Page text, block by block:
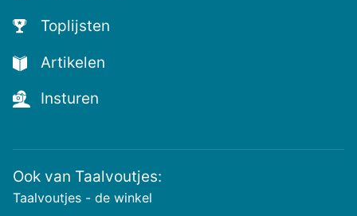
Toplijsten
Artikelen
Insturen
Ook van Taalvoutjes:
Taalvoutjes - de winkel